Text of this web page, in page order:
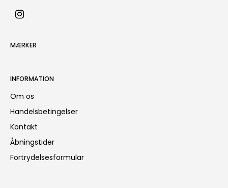
MÆRKER
INFORMATION
Om os
Handelsbetingelser
Kontakt
Åbningstider
Fortrydelsesformular